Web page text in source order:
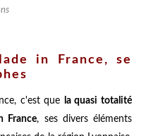
in France, se
c'est que
la quasi totalité
France, ses divers éléments